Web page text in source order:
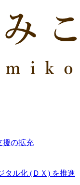
援の拡充
タル化 (ＤＸ) を推進